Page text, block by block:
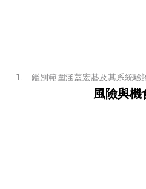
鑑別範圍涵蓋宏碁及其系統驗
風險與機